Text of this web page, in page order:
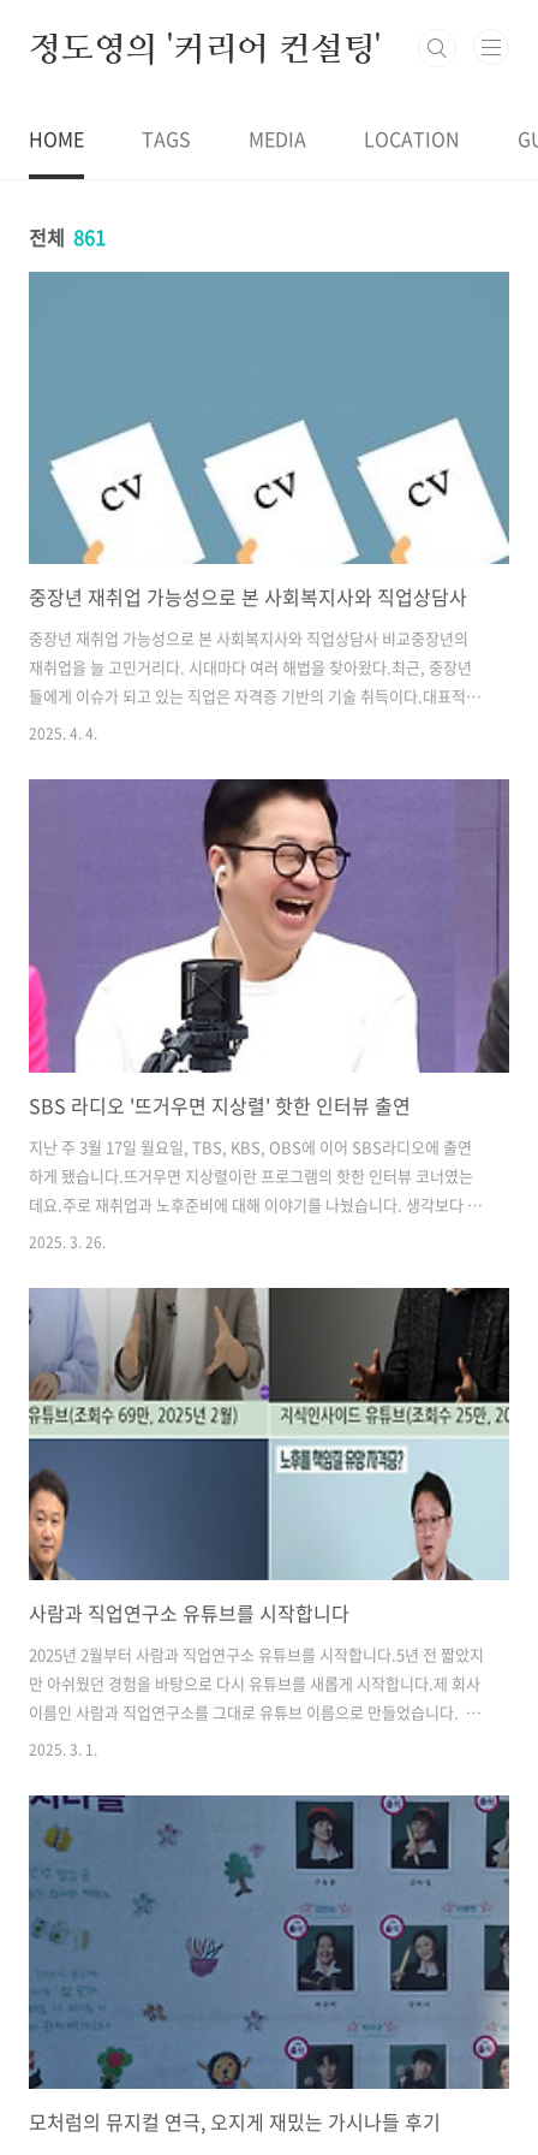
정도영의 '커리어 컨설팅'
HOME TAGS MEDIA LOCATION
전체 861
중장년 재취업 가능성으로 본 사회복지사와 직업상담사
중장년 재취업 가능성으로 본 사회복지사와 직업상담사 비교중장년의
재취업을 늘 고민거리다. 시대마다 여러 해법을 찾아왔다.최근, 중장년
들에게 이슈가 되고 있는 직업은 자격증 기반의 기술 취득이다.대표적인
것이 전기나 소방, 혹은 안전관리, 그리고 생활형 기술이라 할 건축관련
다. 그런데, 나는 늘 그런 고민을 갖고 살았다.뼛속까지 인문사회계열인
사람들은 어떻게 하라는 것일까?재취업이 급한 것도 사실이고, 나이가
든 것도 사실이지만, 전혀 맞지 않는 분야에서 죽어라고 일하는 것은 아
무리 생각해도 추천할 만한 일이 아니라는 생각이 들었다. 그런 관점에서
보면 가장 눈에 보이는 대안은 운전이나 요양보호사, 사회복지사, 직업상
2025. 4. 4.
SBS 라디오 '뜨거우면 지상렬' 핫한 인터뷰 출연
지난 주 3월 17일 월요일, TBS, KBS, OBS에 이어 SBS라디오에 출연
하게 됐습니다.뜨거우면 지상렬이란 프로그램의 핫한 인터뷰 코너였는
데요.주로 재취업과 노후준비에 대해 이야기를 나눴습니다. 생각보다 재
미있고, 생각보다 젠틀했던 지상렬님과 박휘순님. 두 분과 함께 했던 촬
나이라서 더 그랬을까요?잘 들어주시고 박자를 잘 맞춰주셔서 편하게 이
야기를 나눴습니다. 온라인으로 받은 질문에도 일부 제 의견을 드렸구
요.TV보다 역동적이고, 유튜브보다는 아기자기한 맛이 있어서 좋았습니
다.함께 했던 시간이 즐거운 만큼 방송을 듣는 분들께도 도움이 됐기를
기대해봅니다. 뜨거우면 지상렬 : 돈 걱정 없는 노후, 이렇게 준비? 정도
영 생애설계..
2025. 3. 26.
사람과 직업연구소 유튜브를 시작합니다
2025년 2월부터 사람과 직업연구소 유튜브를 시작합니다.5년 전 짧았지
만 아쉬웠던 경험을 바탕으로 다시 유튜브를 새롭게 시작합니다.제 회사
이름인 사람과 직업연구소를 그대로 유튜브 이름으로 만들었습니다. 아
직 시작단계라 작고 볼품 없지만 여러분과 소통하는 채널을 만들고 싶어
의 재취업과 노후 은퇴준비, 인생설계 등을 다룰 예정입니다. 여러분의
의견과 지혜를 나눠주시면 더 나은 유튜브 채널이 될 수 있지 않을까요?
매주 토 or 일요일(아직 편집시간이 많이 걸려서 장담을 못해요)중에 1편
씩 올라갑니다. 사람과 직업연구소 채널 링크
https://youtu.be/SYKm01kZoX0?si=XxvKzQLX5HbiRvY7 많은 응
원과 의견 부..
2025. 3. 1.
모처럼의 뮤지컬 연극, 오지게 재밌는 가시나들 후기